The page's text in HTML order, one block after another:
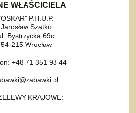
WŁAŚCICIELA
P.H.U.P.
Jarosław Szatko
Bystrzycka 69c
54-215 Wrocław
+48 71 351 98 44
KRAJOWE: